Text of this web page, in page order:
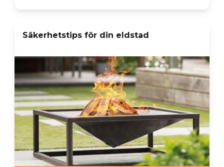
Säkerhetstips för din eldstad